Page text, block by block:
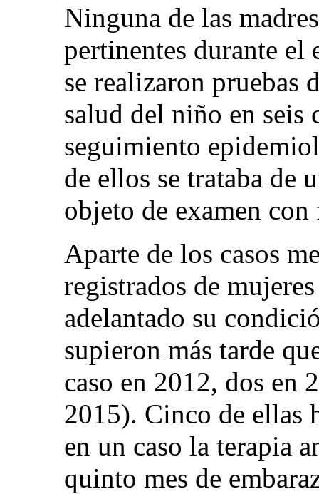
Ninguna de las
pertinentes durante el
se realizaron pruebas
salud del niño en seis
seguimiento
de ellos se trataba de
objeto de examen
Aparte de los casos
registrados de
adelantado su
supieron más tarde
caso en 2012, dos en
2015). Cinco de ellas
en un caso la terapia
quinto mes de